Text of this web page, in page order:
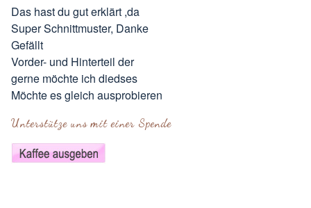
Das hast du gut erklärt ,da
Super Schnittmuster, Danke
Gefällt
Vorder- und Hinterteil der
gerne möchte ich diedses
Möchte es gleich ausprobieren
Unterstütze uns mit einer Spende